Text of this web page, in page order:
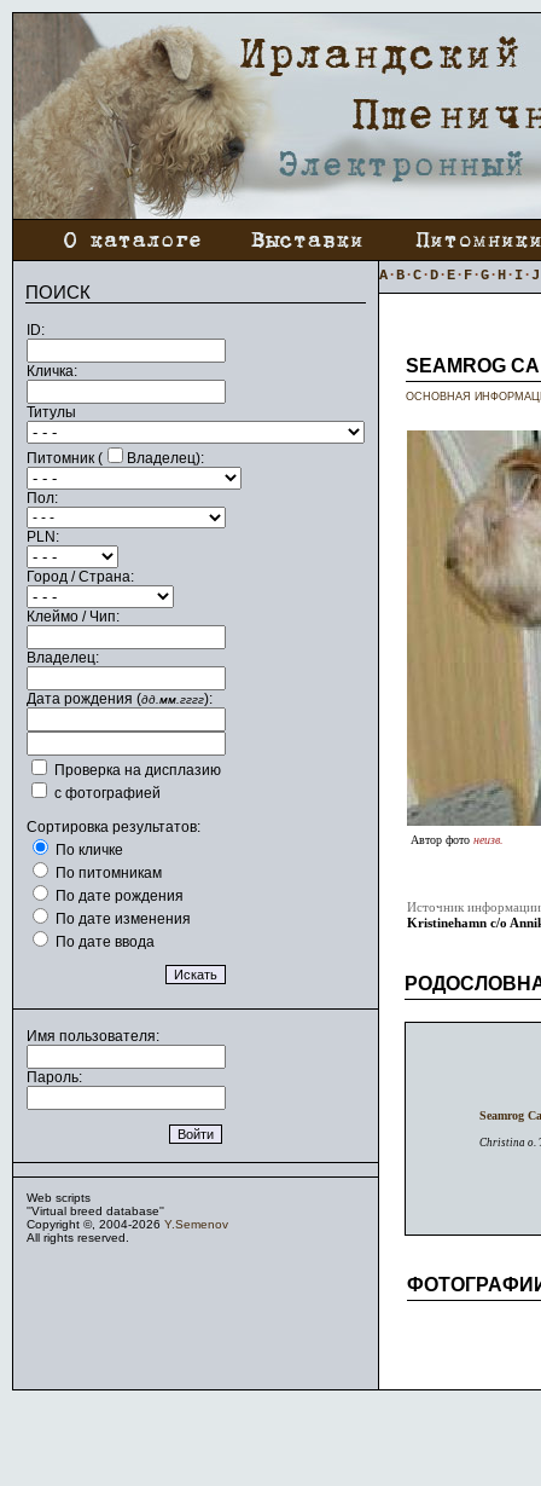
ПОИСК
ID:
Кличка:
Титулы
Питомник ( Владелец):
Пол:
PLN:
Город / Страна:
Клеймо / Чип:
Владелец:
Дата рождения (дд.мм.гггг):
Проверка на дисплазию
с фотографией
Сортировка результатов:
По кличке
По питомникам
По дате рождения
По дате изменения
По дате ввода
Имя пользователя:
Пароль:
Web scripts
''Virtual breed database''
Copyright ©, 2004-2026 Y.Semenov
All rights reserved.
A·B·C·D·E· F·G·H· I·J
SEAMROG
ОСНОВНАЯ
Автор фото неизв.
Источник
Kristinehamn c/o
Seamrog
Christina o.